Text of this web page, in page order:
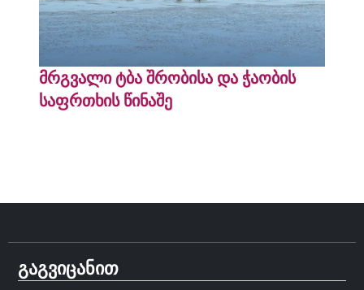
მრგვალი ტბა შრობისა და ჭაობის
საფრთხის წინაშე
გაგვიცანით